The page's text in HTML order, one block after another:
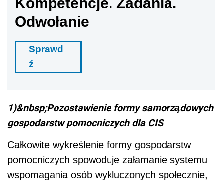
Kompetencje. Zadania.
Odwołanie
Sprawd
ź
1)&nbsp;Pozostawienie formy samorządowych
gospodarstw pomocniczych dla CIS
Całkowite wykreślenie formy gospodarstw
pomocniczych spowoduje załamanie systemu
wspomagania osób wykluczonych społecznie,